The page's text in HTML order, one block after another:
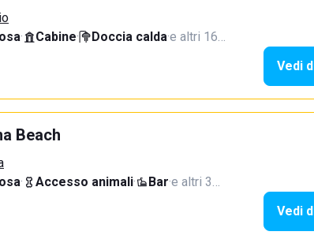
· Cabine· Doccia calda·e altri 16…
Vedi
Beach
· Accesso animali· Bar·e altri 3…
Vedi